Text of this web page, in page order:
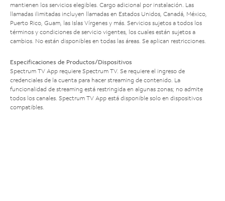
mantienen los servicios elegibles. Cargo adicional por instalación. Las
llamadas ilimitadas incluyen llamadas en Estados Unidos, Canadá, México,
Puerto Rico, Guam, las Islas Vírgenes y más. Servicios sujetos a todos los
términos y condiciones de servicio vigentes, los cuales están sujetos a
cambios. No están disponibles en todas las áreas. Se aplican restricciones.
Especificaciones de Productos/Dispositivos
Spectrum TV App requiere Spectrum TV. Se requiere el ingreso de
credenciales de la cuenta para hacer streaming de contenido. La
funcionalidad de streaming está restringida en algunas zonas; no admite
todos los canales. Spectrum TV App está disponible solo en dispositivos
compatibles.